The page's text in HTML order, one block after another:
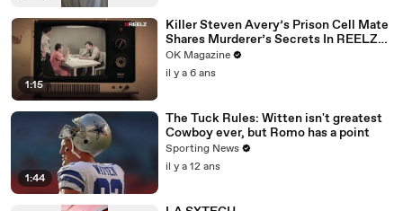
1:15
Killer Steven Avery’s Prison Cell Mate
Shares Murderer’s Secrets In REELZ
Doc—Watch
OK Magazine
il y a 6 ans
1:44
The Tuck Rules: Witten isn't greatest
Cowboy ever, but Romo has a point
Sporting News
il y a 12 ans